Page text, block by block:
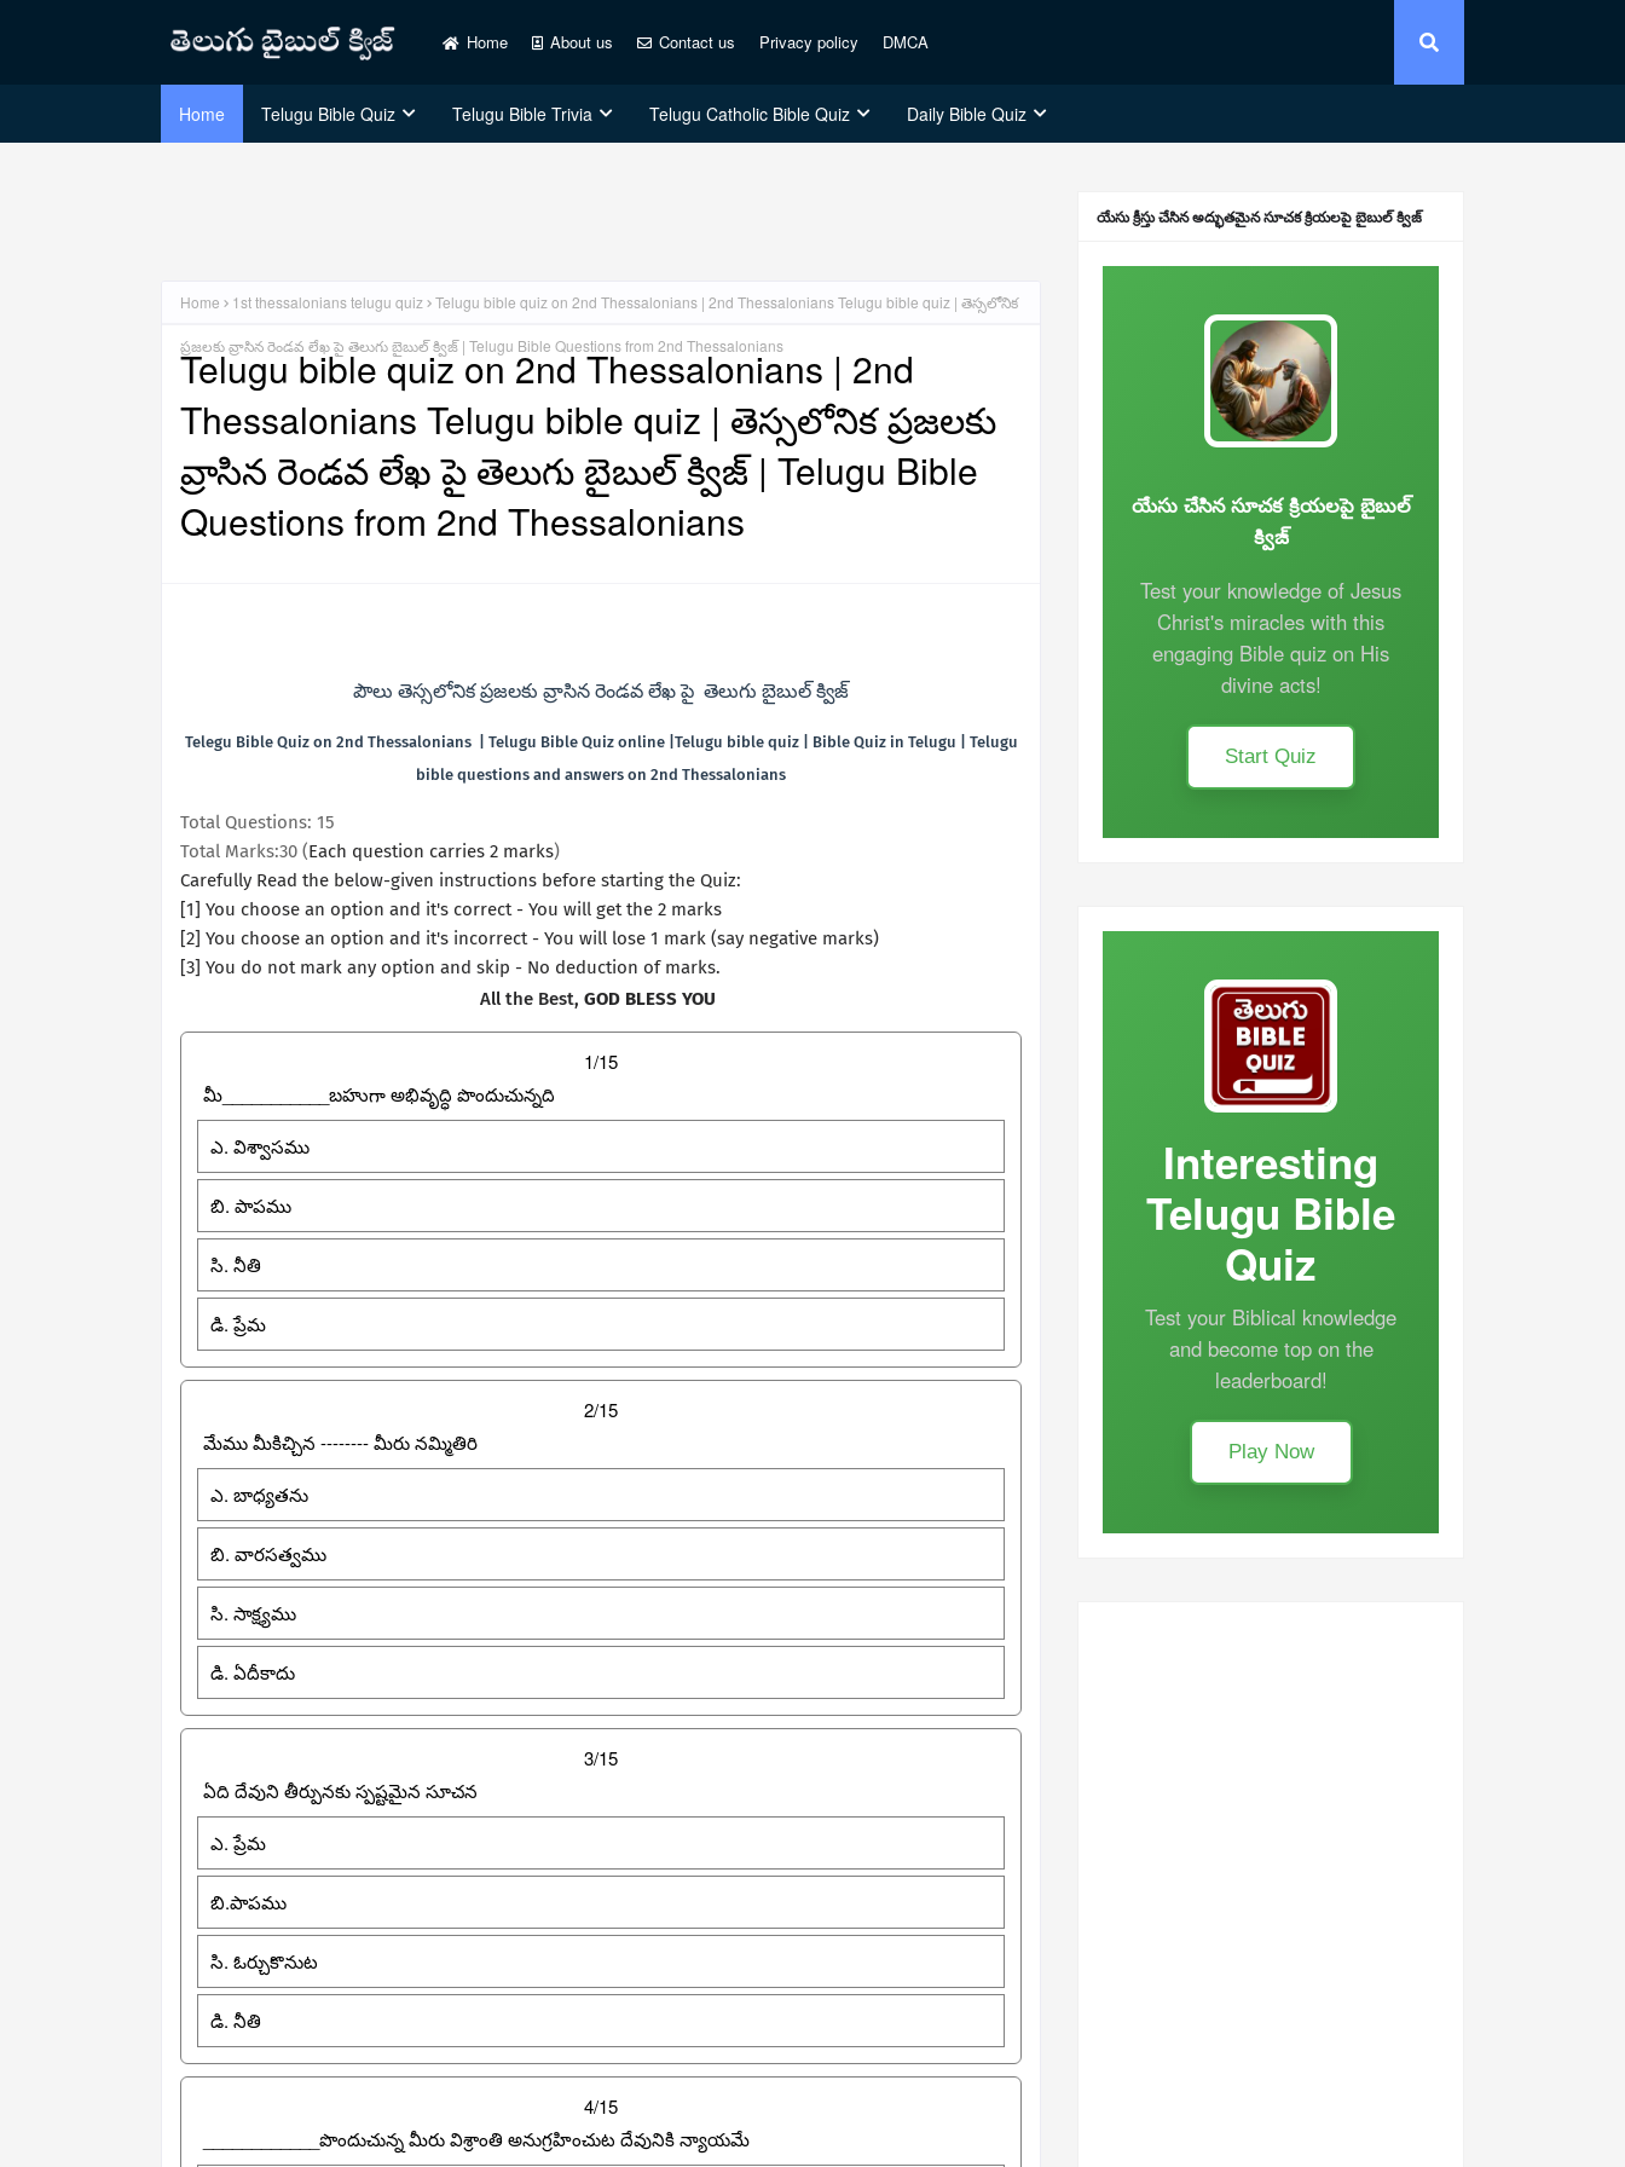
Home About us Contact us Privacy policy DMCA
Home Telugu Bible Quiz Telugu Bible Trivia Telugu Catholic Bible Quiz Daily Bible Quiz
Home 1st thessalonians telugu quiz Telugu bible quiz on 2nd Thessalonians | 2nd Thessalonians Telugu bible quiz | తెస్సలోనిక
ప్రజలకు వ్రాసిన రెండవ లేఖ పై తెలుగు బైబుల్ క్విజ్ | Telugu Bible Questions from 2nd Thessalonians
Telugu bible quiz on 2nd Thessalonians | 2nd
Thessalonians Telugu bible quiz | తెస్సలోనిక ప్రజలకు
వ్రాసిన రెండవ లేఖ పై తెలుగు బైబుల్ క్విజ్ | Telugu Bible
Questions from 2nd Thessalonians
పౌలు తెస్సలోనిక ప్రజలకు వ్రాసిన రెండవ లేఖపై తెలుగు బైబుల్ క్విజ్
Telegu Bible Quiz on 2nd Thessalonians | Telugu Bible Quiz online |Telugu bible quiz | Bible Quiz in Telugu | Telugu
bible questions and answers on 2nd Thessalonians
Total Questions: 15
Total Marks:30 (Each question carries 2 marks)
Carefully Read the below-given instructions before starting the Quiz:
[1] You choose an option and it's correct - You will get the 2 marks
[2] You choose an option and it's incorrect - You will lose 1 mark (say negative marks)
[3] You do not mark any option and skip - No deduction of marks.
All the Best, GOD BLESS YOU
1/15
మీ___________బహుగా అభివృద్ధి పొందుచున్నది
ఎ. విశ్వాసము
బి. పాపము
సి. నీతి
డి. ప్రేమ
2/15
మేము మీకిచ్చిన -------- మీరు నమ్మితిరి
ఎ. బాధ్యతను
బి. వారసత్వము
సి. సాక్ష్యము
డి. ఏదీకాదు
3/15
ఏది దేవుని తీర్పునకు స్పష్టమైన సూచన
ఎ. ప్రేమ
బి.పాపము
సి. ఓర్చుకొనుట
డి. నీతి
4/15
____________పొందుచున్న మీరు విశ్రాంతి అనుగ్రహించుట దేవునికి న్యాయమే
యేసు క్రీస్తు చేసిన అద్భుతమైన సూచక క్రియలపై బైబుల్ క్విజ్
యేసు చేసిన సూచక క్రియలపై బైబుల్
క్విజ్
Test your knowledge of Jesus
Christ's miracles with this
engaging Bible quiz on His
divine acts!
Start Quiz
Interesting
Telugu Bible
Quiz
Test your Biblical knowledge
and become top on the
leaderboard!
Play Now